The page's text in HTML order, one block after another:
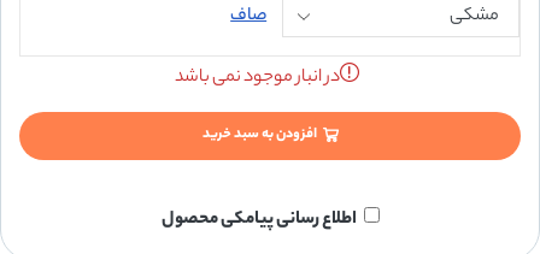
صاف
در انبار موجود نمی باشد
افزودن به سبد خرید
اطلاع رسانی پیامکی محصول